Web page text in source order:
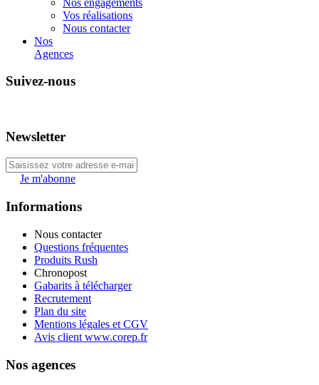
Vos réalisations
Nous contacter
Nos
Agences
Suivez-nous
Newsletter
Je m'abonne
Informations
Nous contacter
Questions fréquentes
Produits Rush
Chronopost
Gabarits à télécharger
Recrutement
Plan du site
Mentions légales et CGV
Avis client www.corep.fr
Nos agences